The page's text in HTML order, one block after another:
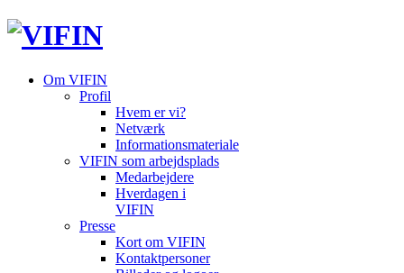
Om VIFIN
Profil
Hvem er vi?
Netværk
Informationsmateriale
VIFIN som arbejdsplads
Medarbejdere
Hverdagen i
VIFIN
Presse
Kort om VIFIN
Kontaktpersoner